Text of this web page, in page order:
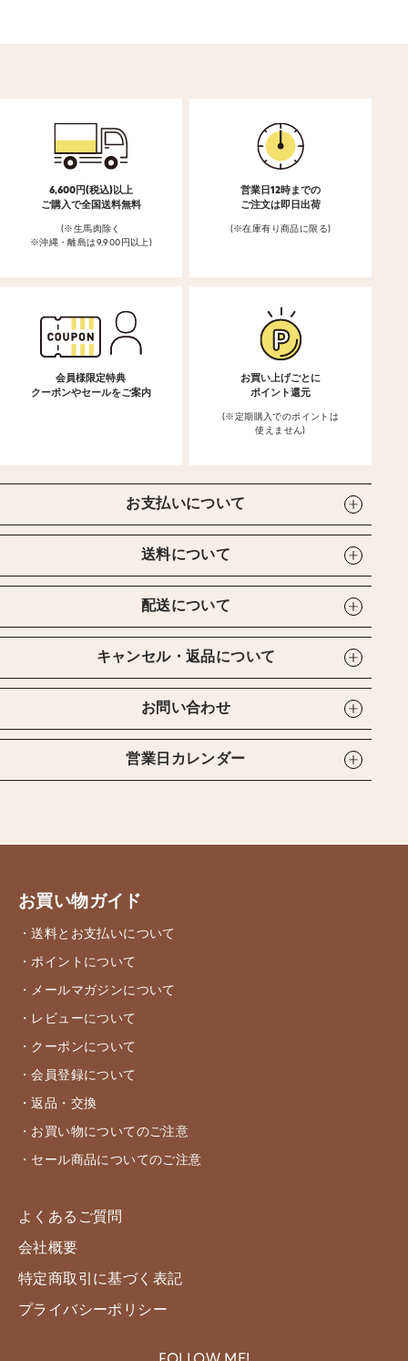
6,600円(税込)以上
ご購入で全国送料無料
(※生馬肉除く
※沖縄・離島は9,900円以上)
営業日12時までの
ご注文は即日出荷
(※在庫有り商品に限る)
会員様限定特典
クーポンやセールをご案内
お買い上げごとに
ポイント還元
(※定期購入でのポイントは
使えません)
お支払いについて
送料について
配送について
キャンセル・返品について
お問い合わせ
営業日カレンダー
お買い物ガイド
・送料とお支払いについて
・ポイントについて
・メールマガジンについて
・レビューについて
・クーポンについて
・会員登録について
・返品・交換
・お買い物についてのご注意
・セール商品についてのご注意
よくあるご質問
会社概要
特定商取引に基づく表記
プライバシーポリシー